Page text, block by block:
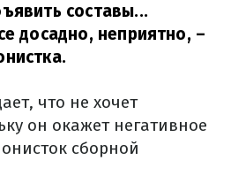
составы...
досадно, неприятно, –
что не хочет
он окажет негативное
сборной